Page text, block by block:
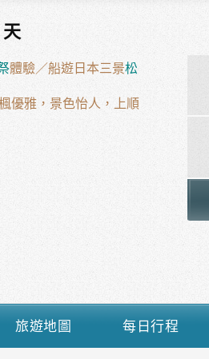
旅遊地圖 每日行程
體驗／船遊日本三景松
優雅，景色怡人，上順